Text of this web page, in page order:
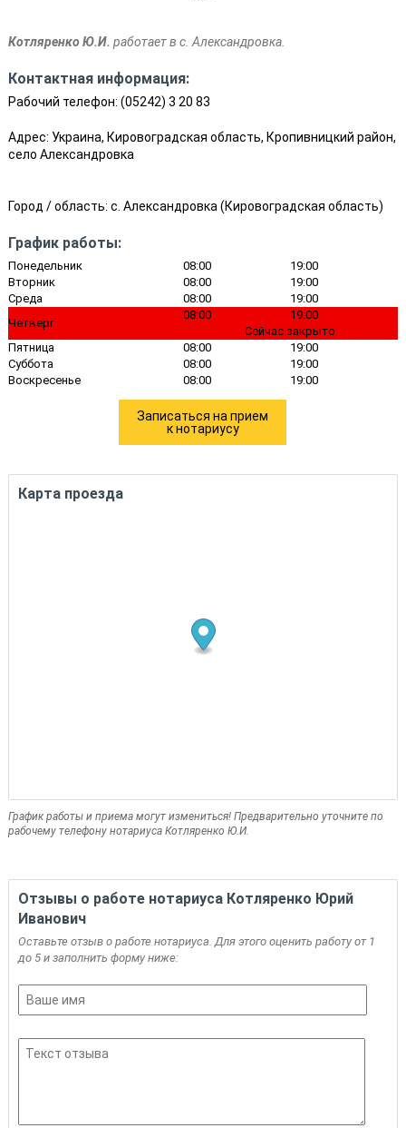
Котляренко Ю.И. работает в с. Александровка.
Контактная информация:
Рабочий телефон: (05242) 3 20 83
Адрес: Украина, Кировоградская область, Кропивницкий район,
село Александровка
Город / область: с. Александровка (Кировоградская область)
График работы:
Понедельник 08:00
19:00
Вторник
08:00
19:00
Среда
08:00
19:00
Четверг
08:00
19:00
Сейчас закрыто
Пятница
08:00
19:00
Суббота
08:00
19:00
Воскресенье
08:00 19:00
Записаться на прием
к нотариусу
Карта проезда
График работы и приема могут измениться! Предварительно уточните по
рабочему телефону нотариуса Котляренко Ю.И.
Отзывы о работе нотариуса Котляренко Юрий
Иванович
Оставьте отзыв о работе нотариуса. Для этого оценить работу от 1
до 5 и заполнить форму ниже: